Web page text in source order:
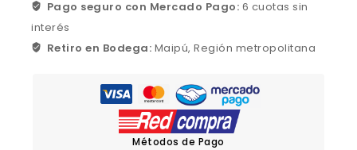
Pago seguro con Mercado Pago: 6 cuotas sin
interés
Retiro en Bodega: Maipú, Región metropolitana
Métodos de Pago